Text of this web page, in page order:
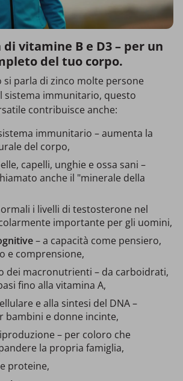
di vitamine B e D3 – per un
del tuo corpo.
si parla di zinco molte persone
sistema immunitario, questo
contribuisce anche:
immunitario – aumenta la
del corpo,
capelli, unghie e ossa sani –
anche il "minerale della
i livelli di testosterone nel
importante per gli uomini,
– a capacità come pensiero,
e comprensione,
dei macronutrienti – da carboidrati,
fino alla vitamina A,
e alla sintesi del DNA –
bambini e donne incinte,
– per coloro che
la propria famiglia,
proteine,